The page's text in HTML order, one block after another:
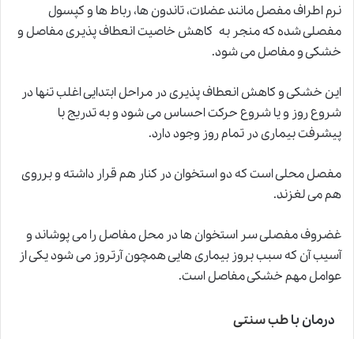
نرم اطراف مفصل مانند عضلات، تاندون ها، رباط ها و کپسول
مفصلی شده که منجر به کاهش خاصیت انعطاف پذیری مفاصل و
خشکی و مفاصل می شود.
این خشکی و کاهش انعطاف پذیری در مراحل ابتدایی اغلب تنها در
شروع روز و یا شروع حرکت احساس می شود و به تدریج با
پیشرفت بیماری در تمام روز وجود دارد.
مفصل محلی است که دو استخوان در کنار هم قرار داشته و برروی
هم می لغزند.
غضروف مفصلی سر استخوان ها در محل مفاصل را می پوشاند و
آسیب آن که سبب بروز بیماری هایی همچون آرتروز می شود یکی از
عوامل مهم خشکی مفاصل است.
درمان باطب سنتی